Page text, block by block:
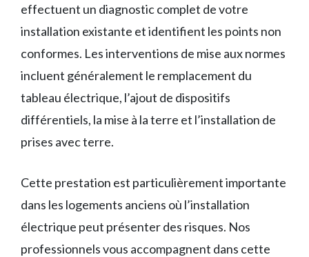
effectuent un diagnostic complet de votre
installation existante et identifient les points non
conformes. Les interventions de mise aux normes
incluent généralement le remplacement du
tableau électrique, l’ajout de dispositifs
différentiels, la mise à la terre et l’installation de
prises avec terre.
Cette prestation est particulièrement importante
dans les logements anciens où l’installation
électrique peut présenter des risques. Nos
professionnels vous accompagnent dans cette